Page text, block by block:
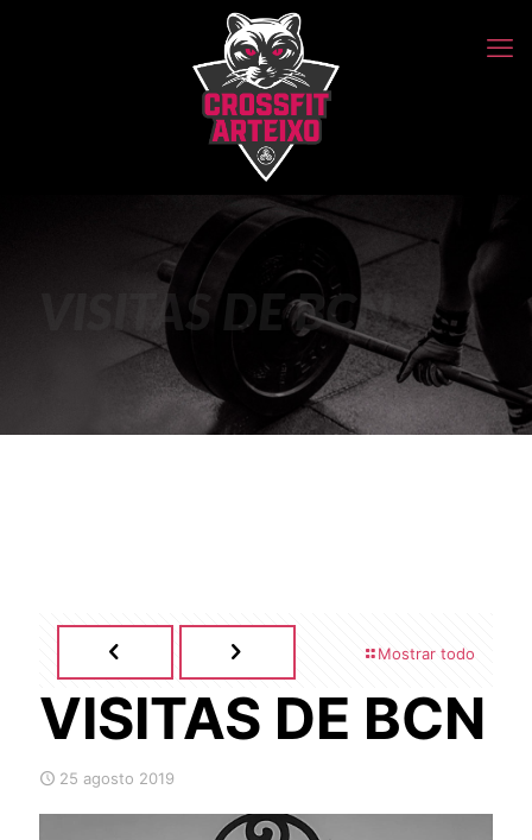
VISITAS DE BCN
Mostrar todo
VISITAS DE BCN
25 agosto 2019